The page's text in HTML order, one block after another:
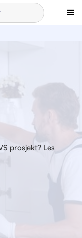
prosjekt? Les